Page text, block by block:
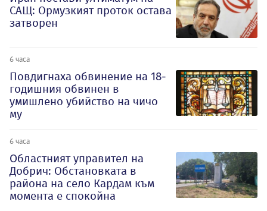
САЩ: Ормузкият проток остава
затворен
6 часа
Повдигнаха обвинение на 18-
годишния обвинен в
умишлено убийство на чичо
му
6 часа
Oбластният управител на
Добрич: Обстановката в
района на село Кардам към
момента е спокойна